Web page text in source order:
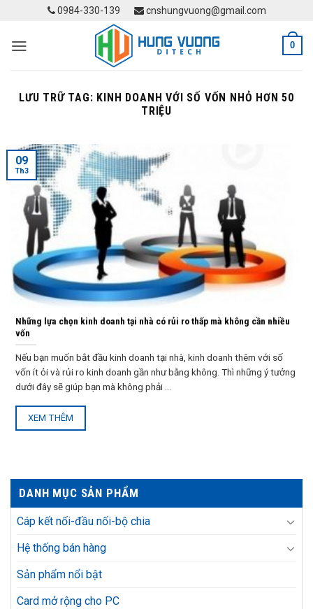
content
0984-330-139 cnshungvuong@gmail.com
0
LƯU TRỮ TAG: KINH DOANH VỚI SỐ VỐN NHỎ HƠN 50
TRIỆU
Những lựa chọn kinh doanh tại nhà có rủi ro thấp mà không cần nhiều
vốn
Nếu bạn muốn bắt đầu kinh doanh tại nhà, kinh doanh thêm với số
vốn ít ỏi và rủi ro kinh doanh gần như bằng không. Thì những ý tưởng
dưới đây sẽ giúp bạn mà không phải ...
XEM THÊM
09
Th3
DANH MỤC SẢN PHẨM
Cáp kết nối-đầu nối-bộ chia
Hệ thống bán hàng
Sản phẩm nổi bật
Card mở rộng cho PC